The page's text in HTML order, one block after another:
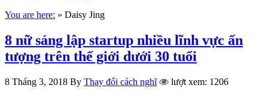
You are here: » Daisy Jing
8 nữ sáng lập startup nhiều lĩnh vực ấn
tượng trên thế giới dưới 30 tuổi
8 Tháng 3, 2018 By Thay đổi cách nghĩ lượt xem: 1206